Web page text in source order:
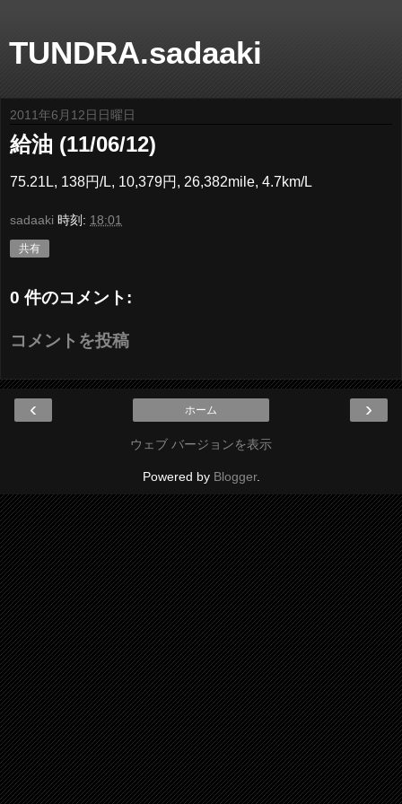
TUNDRA.sadaaki
2011年6月12日日曜日
給油 (11/06/12)
75.21L, 138円/L, 10,379円, 26,382mile, 4.7km/L
sadaaki 時刻: 18:01
共有
0 件のコメント:
コメントを投稿
‹ ›
ホーム
ウェブ バージョンを表示
Powered by Blogger.